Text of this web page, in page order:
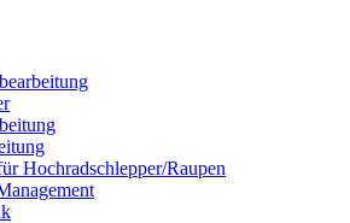
Hochradschlepper/Raupen